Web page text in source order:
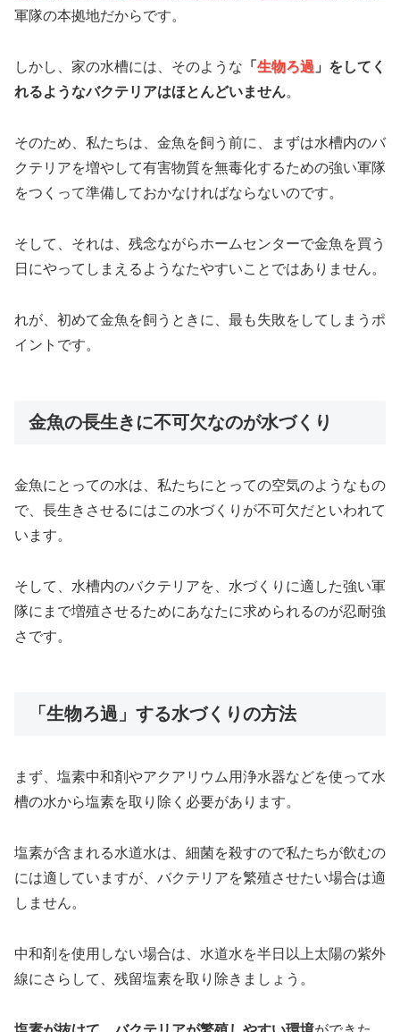
軍隊の本拠地だからです。
しかし、家の水槽には、そのような 「 生物ろ過 」をしてく
れるようなバクテリアはほとんどいません。
そのため、私たちは、金魚を飼う前に、まずは水槽内のバ
クテリアを増やして有害物質を無毒化するための強い軍隊
をつくって準備しておかなければならないのです。
そして、それは、残念ながらホームセンターで金魚を買う
日にやってしまえるようなたやすいことではありません。
れが、初めて金魚を飼うときに、最も失敗をしてしまうポ
イントです。
金魚の長生きに不可欠なのが水づくり
金魚にとっての水は、私たちにとっての空気のようなもの
で、長生きさせるにはこの水づくりが不可欠だといわれて
います。
そして、水槽内のバクテリアを、水づくりに適した強い軍
隊にまで増殖させるためにあなたに求められるのが忍耐強
さです。
「生物ろ過」する水づくりの方法
まず、塩素中和剤やアクアリウム用浄水器などを使って水
槽の水から塩素を取り除く必要があります。
塩素が含まれる水道水は、細菌を殺すので私たちが飲むの
には適していますが、バクテリアを繁殖させたい場合は適
しません。
中和剤を使用しない場合は、水道水を半日以上太陽の紫外
線にさらして、残留塩素を取り除きましょう。